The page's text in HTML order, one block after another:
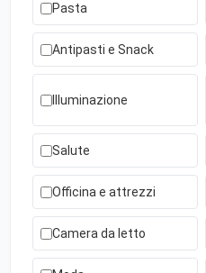
Pasta
Antipasti e Snack
Illuminazione
Salute
Officina e attrezzi
Camera da letto